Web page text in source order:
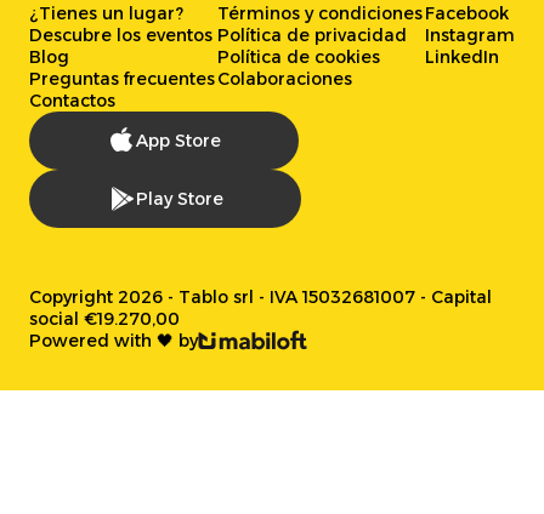
¿Tienes un lugar?
Descubre los eventos
Blog
Preguntas frecuentes
Contactos
Términos y condiciones
Política de privacidad
Política de cookies
Colaboraciones
Facebook
Instagram
LinkedIn
App Store
Play Store
Copyright 2026 - Tablo srl - IVA 15032681007 - Capital
social €19.270,00
Powered with 🖤 by